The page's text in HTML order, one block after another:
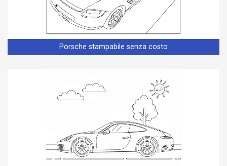
Porsche stampabile senza costo